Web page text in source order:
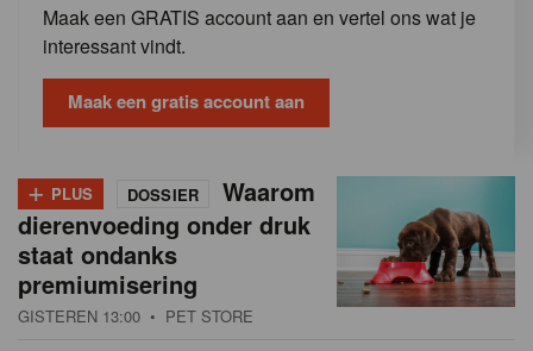
Maak een GRATIS account aan en vertel ons wat je
interessant vindt.
Maak een gratis account aan
+ PLUS DOSSIER
Waarom
dierenvoeding onder druk
staat ondanks
premiumisering
GISTEREN 13:00 • PET STORE